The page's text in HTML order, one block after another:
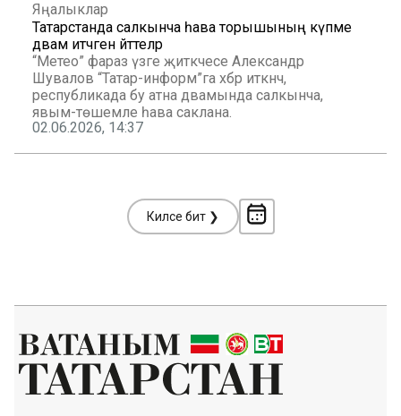
Яңалыклар
Татарстанда салкынча һава торышының күпме
дәвам итәчәген әйттеләр
“Метео” фараз үзәге җитәкчесе Александр
Шувалов “Татар-информ”га хәбәр иткәнчә,
республикада бу атна дәвамында салкынча,
явым-төшемле һава саклана.
02.06.2026, 14:37
Киләсе бит ❯